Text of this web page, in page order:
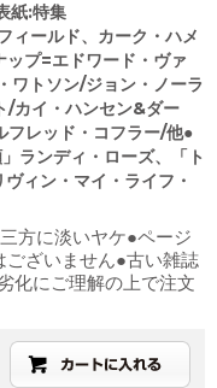
紙:特集
ィールド、カーク・ハメ
ップ=エドワード・ヴァ
ワトソン/ジョン・ノーラ
/カイ・ハンセン&ダー
フレッド・コフラー/他●
ランディ・ローズ、「ト
ィン・マイ・ライフ・
方に淡いヤケ●ページ
ざいません●古い雑誌
化にご理解の上で注文